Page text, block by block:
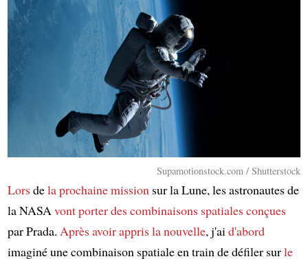
Supamotionstock.com / Shutterstock
Lorsdela prochaine missionsur la Lune, les astronautes de
la NASAvont porterdes combinaisons spatialesconçues
par Prada. Après avoir appris la nouvelle, j'aid'abord
imaginé une combinaison spatiale en train de défiler surle